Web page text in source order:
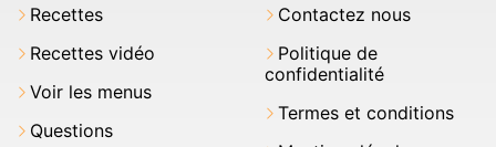
Recettes
Recettes vidéo
Voir les menus
Questions
Contactez nous
Politique de
confidentialité
Termes et conditions